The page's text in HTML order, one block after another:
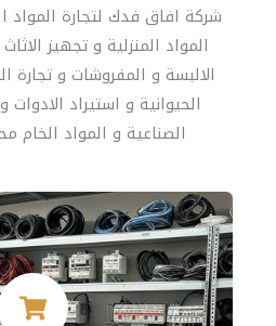
شركة افاق فدك لتجارة المواد
المواد المنزلية و تجهيز
الالبسة و المفروشات و تجارة
الحيوانية و استيراد الادوات
الصناعية و المواد الخام